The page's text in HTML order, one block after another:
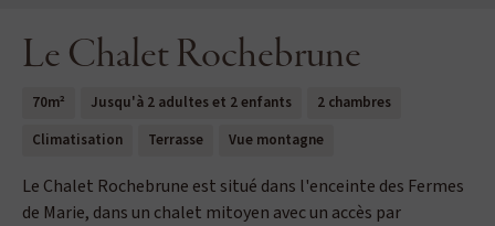
Le Chalet Rochebrune
70m² Jusqu'à 2 adultes et 2 enfants
2 chambres
Climatisation
Terrasse Vue montagne
Le Chalet Rochebrune est situé dans l'enceinte des Fermes
de Marie, dans un chalet mitoyen avec un accès par